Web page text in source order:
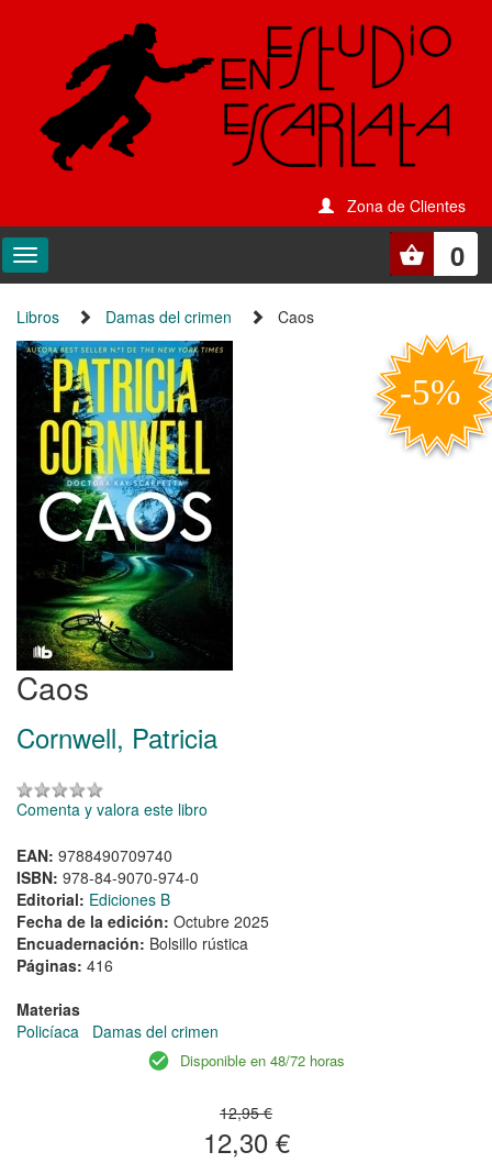
Zona de Clientes
0
Libros Damas del crimen Caos
Caos
Cornwell, Patricia
Comenta y valora este libro
EAN: 9788490709740
ISBN: 978-84-9070-974-0
Editorial: Ediciones B
Fecha de la edición: Octubre 2025
Encuadernación: Bolsillo rústica
Páginas: 416
Materias
Policíaca
Damas del crimen
Disponible en 48/72 horas
12,95 €
12,30 €